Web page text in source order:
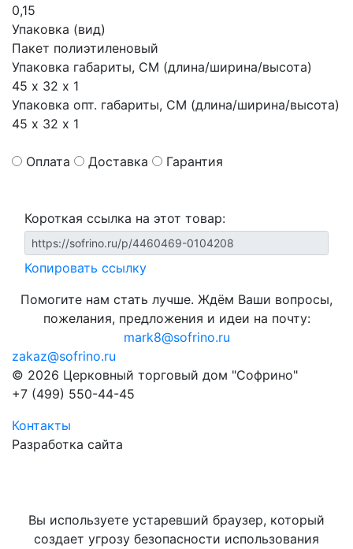
0,15
Упаковка (вид)
Пакет полиэтиленовый
Упаковка габариты, СМ (длина/ширина/высота)
45 х 32 х 1
Упаковка опт. габариты, СМ (длина/ширина/высота)
45 х 32 х 1
Оплата Доставка Гарантия
Короткая ссылка на этот товар:
Копировать ссылку
Помогите нам стать лучше. Ждём Ваши вопросы,
пожелания, предложения и идеи на почту:
mark8@sofrino.ru
zakaz@sofrino.ru
© 2026 Церковный торговый дом "Софрино"
+7 (499) 550-44-45
Контакты
Разработка сайта
Вы используете устаревший браузер, который
создает угрозу безопасности использования